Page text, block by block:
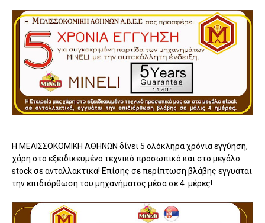
Η ΜΕΛΙΣΣΟΚΟΜΙΚΗ ΑΘΗΝΩΝ δίνει 5 ολόκληρα χρόνια εγγύηση,
χάρη στο εξειδικευμένο τεχνικό προσωπικό και στο μεγάλο
stock σε ανταλλακτικά! Επίσης σε περίπτωση βλάβης εγγυάται
την επιδιόρθωση του μηχανήματος μέσα σε 4 μέρες!